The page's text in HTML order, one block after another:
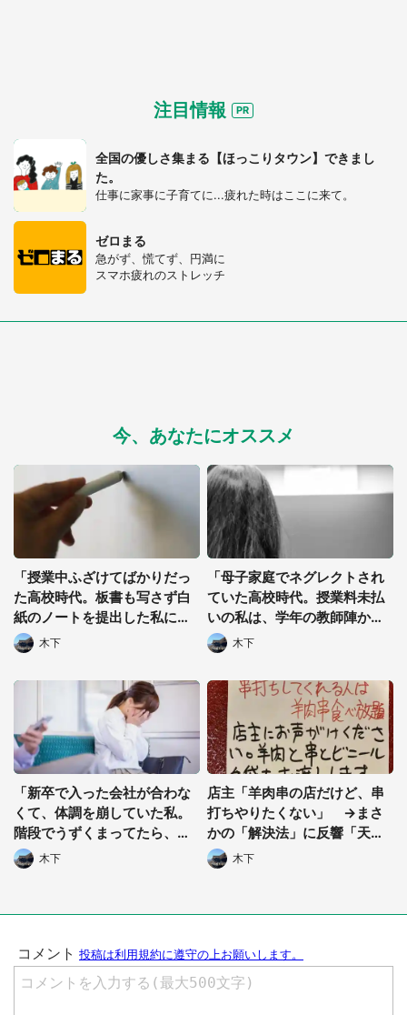
注目情報
全国の優しさ集まる【ほっこりタウン】できまし
た。
仕事に家事に子育てに...疲れた時はここに来て。
ゼロまる
急がず、慌てず、円満に
スマホ疲れのストレッチ
今、あなたにオススメ
「授業中ふざけてばかりだっ
た高校時代。板書も写さず白
紙のノートを提出した私に、
化学の先生が...」（広島県・4
0代男性）
木下
「母子家庭でネグレクトされ
ていた高校時代。授業料未払
いの私は、学年の教師陣か
ら...」（岐阜県・30代女性）
木下
「新卒で入った会社が合わな
くて、体調を崩していた私。
階段でうずくまってたら、見
知らぬ会社員男性が...」（愛
知県・20代女性）
木下
店主「羊肉串の店だけど、串
打ちやりたくない」 →まさ
かの「解決法」に反響「天才
現る」「最高やん」
木下